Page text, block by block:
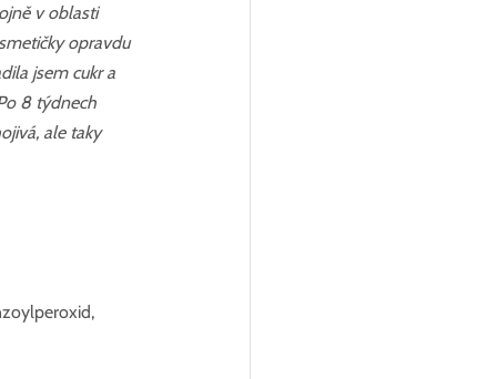
v oblasti
opravdu
jsem cukr a
8 týdnech
ale taky